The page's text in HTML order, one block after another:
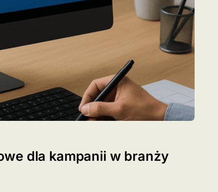
dla kampanii w branży